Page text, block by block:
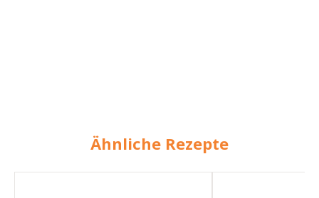
Ähnliche Rezepte